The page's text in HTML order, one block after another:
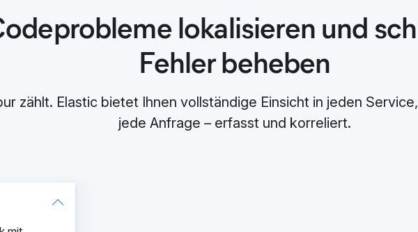
lokalisieren und
Fehler beheben
zählt. Elastic bietet Ihnen vollständige Einsicht in jeden
jede Anfrage – erfasst und korreliert.